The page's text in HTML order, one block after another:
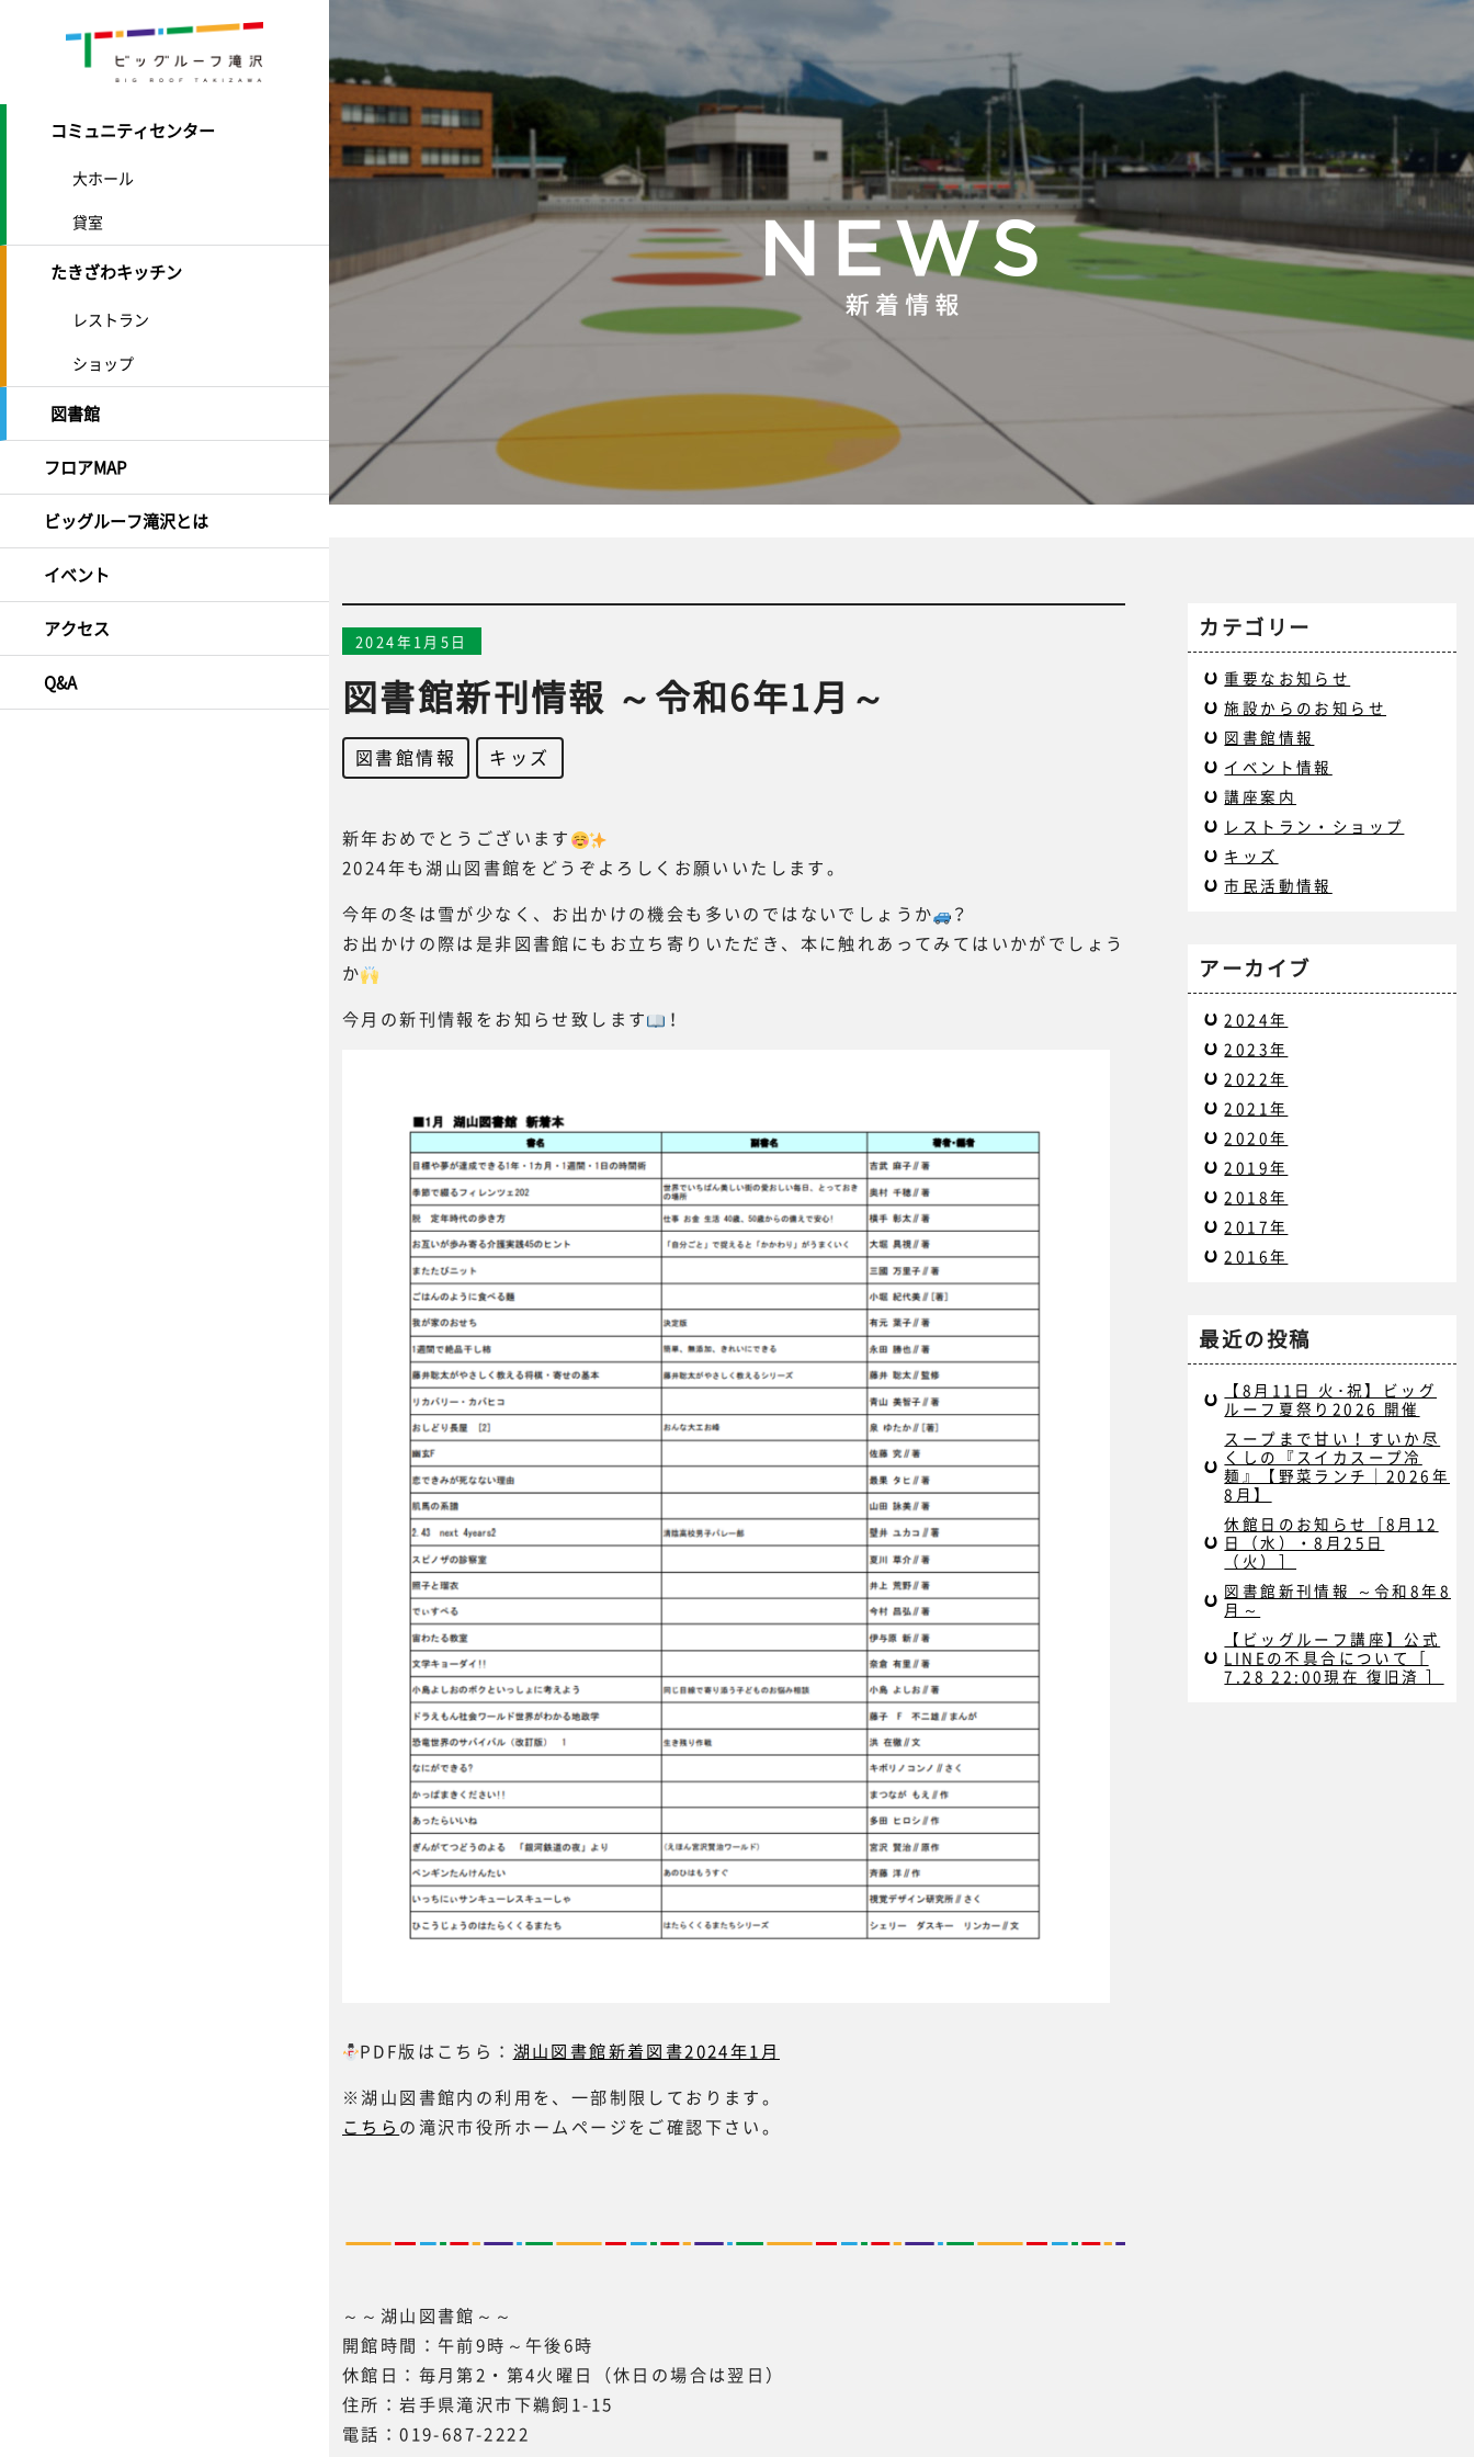
コミュニティセンター
大ホール
貸室
たきざわキッチン
レストラン
ショップ
図書館
フロアMAP
ビッグルーフ滝沢とは
イベント
アクセス
Q&A
2024年1月5日
図書館新刊情報 ～令和6年1月～
図書館情報 キッズ
新年おめでとうございます
2024年も湖山図書館をどうぞよろしくお願いいたします。
今年の冬は雪が少なく、お出かけの機会も多いのではないでしょうか
？
お出かけの際は是非図書館にもお立ち寄りいただき、本に触れあってみてはいかがでしょう
か
今月の新刊情報をお知らせ致します
！
PDF版はこちら： 湖山図書館新着図書2024年1月
※湖山図書館内の利用を、一部制限しております。
こちら の滝沢市役所ホームページをご確認下さい。
～～湖山図書館～～
開館時間：午前9時～午後6時
休館日：毎月第2・第4火曜日（休日の場合は翌日）
住所：岩手県滝沢市下鵜飼1-15
電話：019-687-2222
カテゴリー
重要なお知らせ
施設からのお知らせ
図書館情報
イベント情報
講座案内
レストラン・ショップ
キッズ
市民活動情報
アーカイブ
2024年
2023年
2022年
2021年
2020年
2019年
2018年
2017年
2016年
最近の投稿
【8月11日 火･祝】ビッグ
ルーフ夏祭り2026 開催
スープまで甘い！すいか尽
くしの『スイカスープ冷
麺』【野菜ランチ｜2026年
8月】
休館日のお知らせ［8月12
日（水）・8月25日
（火）］
図書館新刊情報 ～令和8年8
月～
【ビッグルーフ講座】公式
LINEの不具合について［
7.28 22:00現在 復旧済 ］